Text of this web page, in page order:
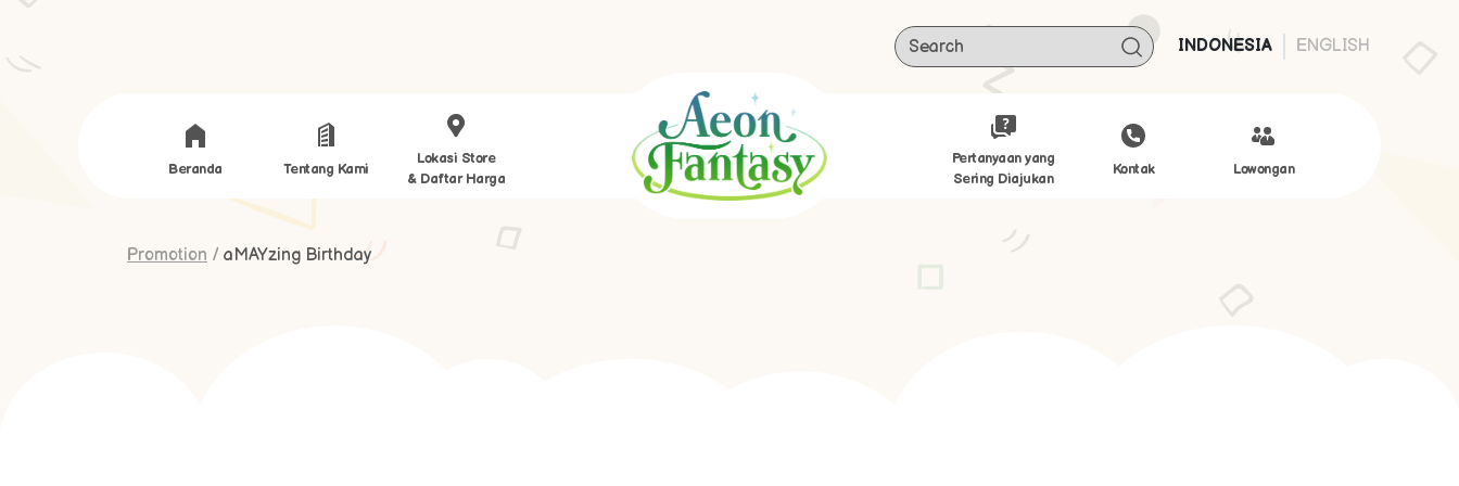
INDONESIA ENGLISH
Beranda Tentang Kami
Lokasi Store
& Daftar Harga
Pertanyaan yang
Sering Diajukan
Kontak Lowongan
Promotion / aMAYzing Birthday